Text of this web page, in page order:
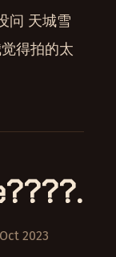
问 天城雪
得拍的太
2023